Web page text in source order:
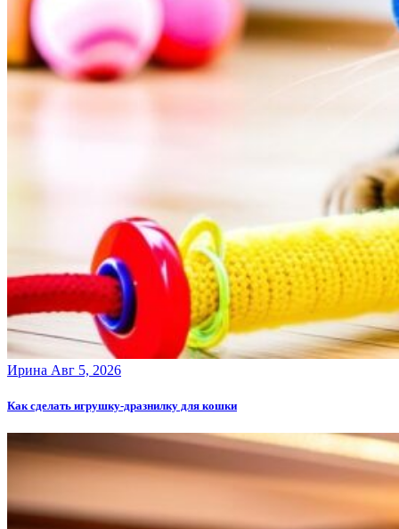
Ирина Авг 5, 2026
Как сделать игрушку-дразнилку для кошки